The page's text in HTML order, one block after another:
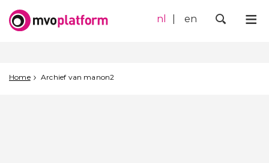
nl en
Home Archief van manon2